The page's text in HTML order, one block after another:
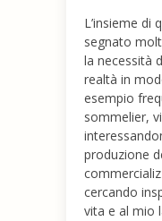
L’insieme di
segnato
la necessità
realtà in
esempio
sommelier,
produzione
cercando
vita e al mio